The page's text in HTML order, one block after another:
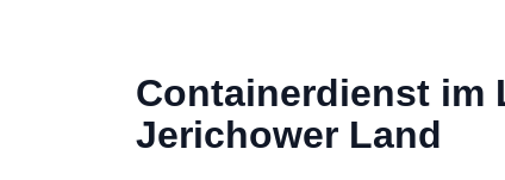
Containerdienst im
Jerichower Land